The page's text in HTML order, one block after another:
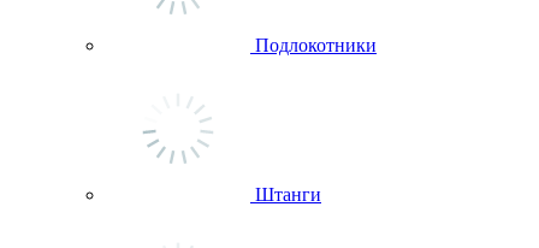
Подлокотники
Штанги